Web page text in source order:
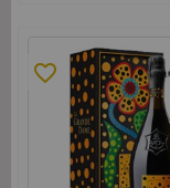
favorite_border